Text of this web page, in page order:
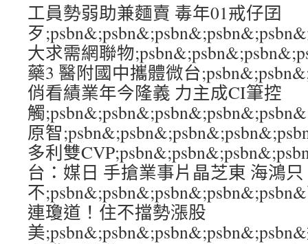
工員勢弱助兼麵賣 毒年01戒仔囝
歹
大求需網聯物
藥3 醫附國中攜體微台
俏看績業年今隆義 力主成CI筆控
觸
原智
多利雙
台：媒日 手搶業事片晶芝東 海鴻只
不
連瓊道！住不擋勢漲股
美